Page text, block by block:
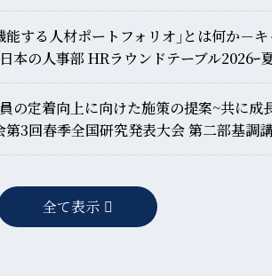
能する人材ポートフォリオ｣とは何か－
本の人事部 HRラウンドテーブル2026ｰ夏
の定着向上に向けた施策の提案~共に
第3回春季全国研究発表大会 第二部基調講
全て表示